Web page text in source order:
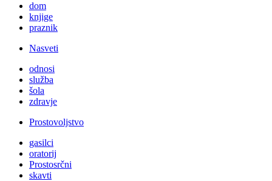
dom
knjige
praznik
Nasveti
odnosi
služba
šola
zdravje
Prostovoljstvo
gasilci
oratorij
Prostosrčni
skavti